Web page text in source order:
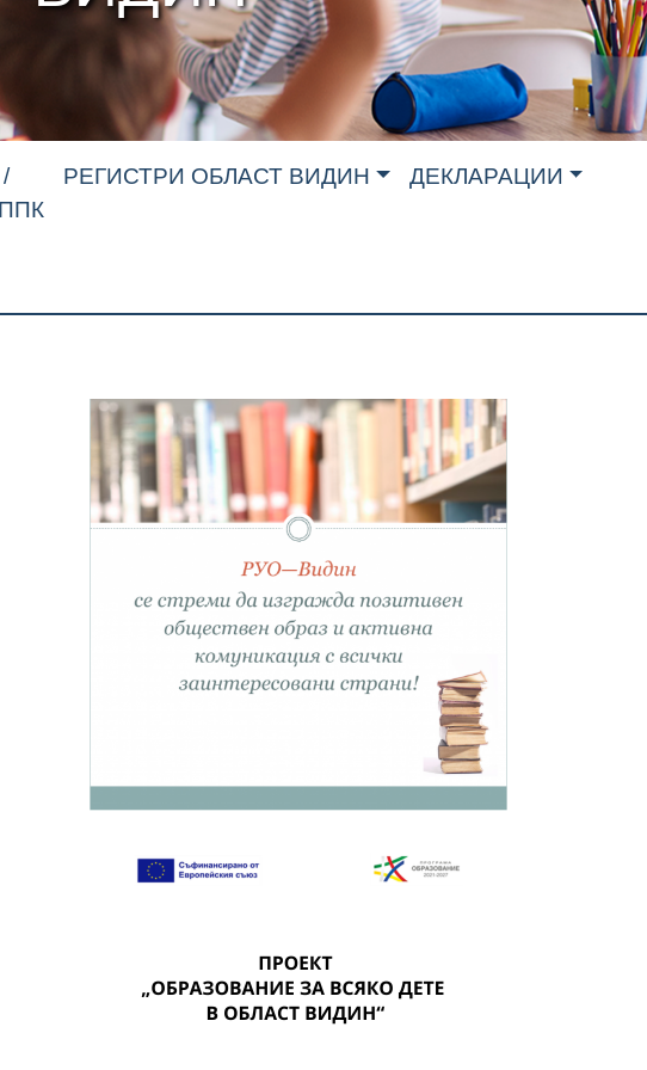
РЕГИСТРИ ОБЛАСТ ВИДИН ДЕКЛАРАЦИИ